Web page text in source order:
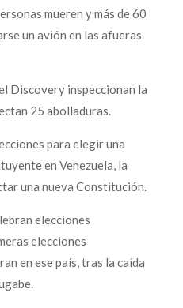
mueren y más de 60
un avión en las afueras
Discovery inspeccionan la
25 abolladuras.
para elegir una
en Venezuela, la
una nueva Constitución.
elecciones
elecciones
en ese país, tras la caída